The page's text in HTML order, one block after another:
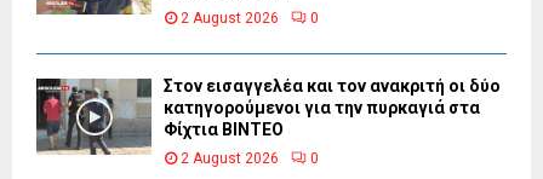
2 August 2026 0
Στον εισαγγελέα και τον ανακριτή οι δύο
κατηγορούμενοι για την πυρκαγιά στα
Φίχτια ΒΙΝΤΕΟ
2 August 2026 0